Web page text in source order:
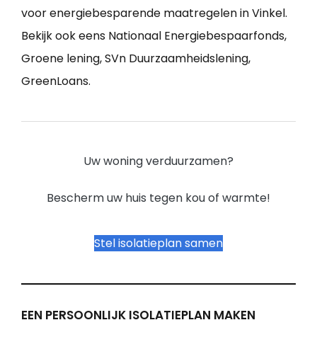
voor energiebesparende maatregelen in Vinkel.
Bekijk ook eens Nationaal Energiebespaarfonds,
Groene lening, SVn Duurzaamheidslening,
GreenLoans.
Uw woning verduurzamen?
Bescherm uw huis tegen kou of warmte!
Stel isolatieplan samen
EEN PERSOONLIJK ISOLATIEPLAN MAKEN